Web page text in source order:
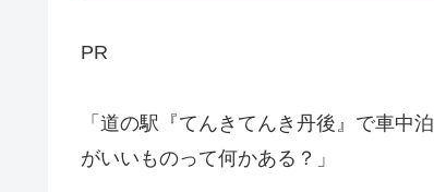
PR
「道の駅『てんきてんき丹後』で車中
がいいものって何かある？」